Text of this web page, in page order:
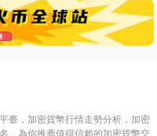
臺，加密貨幣行情走勢分析，加密